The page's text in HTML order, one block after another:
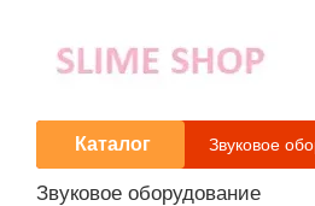
Каталог Звуковое
Звуковое оборудование